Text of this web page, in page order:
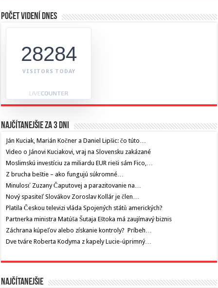
Počet videní dnes
28284
VISITORS TODAY
Najčítanejšie za 3 dni
Ján Kuciak, Marián Kočner a Daniel Lipšic: čo túto…
Video o Jánovi Kuciakovi, vraj na Slovensku zakázané
Moslimskú investíciu za miliardu EUR rieši sám Fico,…
Z brucha beštie – ako fungujú súkromné…
Minulosť Zuzany Čaputovej a parazitovanie na…
Nový spasiteľ Slovákov Zoroslav Kollár je člen…
Platila Českou televizi vláda Spojených států amerických?
Partnerka ministra Matúša Šutaja Eštoka má zaujímavý biznis
Záchrana kúpeľov alebo získanie kontroly? Príbeh…
Dve tváre Roberta Kodyma z kapely Lucie-úprimný…
Najčítanejšie